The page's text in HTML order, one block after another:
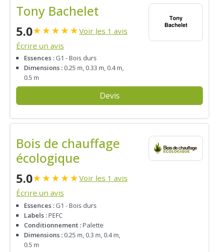
Tony Bachelet
5.0★★★★★Voir les 1 avis
Écrire un avis
Essences : G1 - Bois durs
Dimensions : 0.25 m, 0.33 m, 0.4 m,
0.5 m
Devis
Bois de chauffage
écologique
5.0★★★★★Voir les 1 avis
Écrire un avis
Essences : G1 - Bois durs
Labels :PEFC
Conditionnement :Palette
Dimensions : 0.25 m, 0.3 m, 0.4 m,
0.5 m